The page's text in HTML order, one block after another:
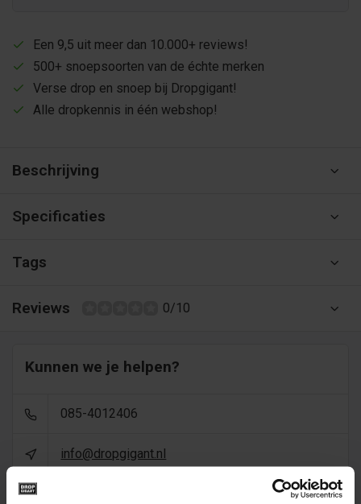
Een 9,5 uit meer dan 10.000+ reviews!
500+ snoepsoorten van de échte merken
Verse drop en snoep bij Dropgigant!
Alle dropkennis in één webshop!
Beschrijving
Specificaties
Tags
Reviews 0/10
Kunnen we je helpen?
085-4012406
info@dropgigant.nl